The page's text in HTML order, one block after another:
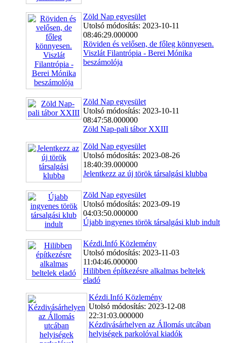
Zöld Nap egyesület
Utolsó módosítás: 2023-10-11
08:46:29.000000
Röviden és velősen, de főleg könnyesen.
Viszlát Filantrópia - Berei Mónika
beszámolója
Zöld Nap egyesület
Utolsó módosítás: 2023-10-11
08:47:58.000000
Zöld Nap-pali tábor XXIII
Zöld Nap egyesület
Utolsó módosítás: 2023-08-26
18:40:39.000000
Jelentkezz az új török társalgási klubba
Zöld Nap egyesület
Utolsó módosítás: 2023-09-19
04:03:50.000000
Újabb ingyenes török társalgási klub indult
Kézdi.Infó Közlemény
Utolsó módosítás: 2023-11-03
11:04:46.000000
Hilibben építkezésre alkalmas beltelek
eladó
Kézdi.Infó Közlemény
Utolsó módosítás: 2023-12-08
22:31:03.000000
Kézdivásárhelyen az Állomás utcában
helyiségek parkolóval kiadók